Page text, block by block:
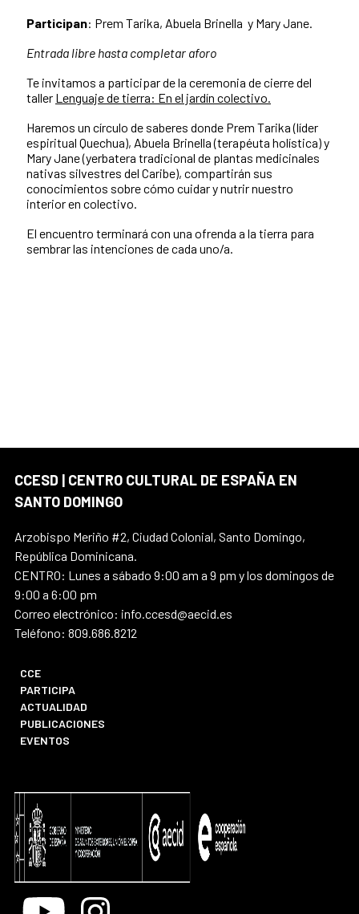
Participan: Prem Tarika, Abuela Brinella y Mary Jane.
Entrada libre hasta completar aforo
Te invitamos a participar de la ceremonia de cierre del
taller Lenguaje de tierra: En el jardín colectivo.
Haremos un círculo de saberes donde Prem Tarika (líder
espiritual Quechua), Abuela Brinella (terapéuta holística) y
Mary Jane (yerbatera tradicional de plantas medicinales
nativas silvestres del Caribe), compartirán sus
conocimientos sobre cómo cuidar y nutrir nuestro
interior en colectivo.
El encuentro terminará con una ofrenda a la tierra para
sembrar las intenciones de cada uno/a.
CCESD | CENTRO CULTURAL DE ESPAÑA EN
SANTO DOMINGO
Arzobispo Meriño #2, Ciudad Colonial, Santo Domingo,
República Dominicana.
CENTRO: Lunes a sábado 9:00 am a 9 pm y los domingos de
9:00 a 6:00 pm
Correo electrónico: info.ccesd@aecid.es
Teléfono: 809.686.8212
CCE
PARTICIPA
ACTUALIDAD
PUBLICACIONES
EVENTOS
Youtube Instagram